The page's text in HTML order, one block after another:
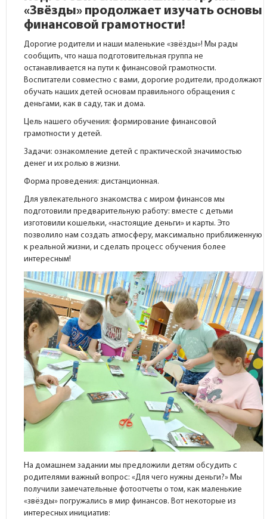
«Звёзды» продолжает изучать основы
финансовой грамотности!
Дорогие родители и наши маленькие «звёзды»! Мы рады
сообщить, что наша подготовительная группа не
останавливается на пути к финансовой грамотности.
Воспитатели совместно с вами, дорогие родители, продолжают
обучать наших детей основам правильного обращения с
деньгами, как в саду, так и дома.
Цель нашего обучения: формирование финансовой
грамотности у детей.
Задачи: ознакомление детей с практической значимостью
денег и их ролью в жизни.
Форма проведения: дистанционная.
Для увлекательного знакомства с миром финансов мы
подготовили предварительную работу: вместе с детьми
изготовили кошельки, «настоящие деньги» и карты. Это
позволило нам создать атмосферу, максимально приближенную
к реальной жизни, и сделать процесс обучения более
интересным!
На домашнем задании мы предложили детям обсудить с
родителями важный вопрос: «Для чего нужны деньги?» Мы
получили замечательные фотоотчеты о том, как маленькие
«звёзды» погружались в мир финансов. Вот некоторые из
интересных инициатив: